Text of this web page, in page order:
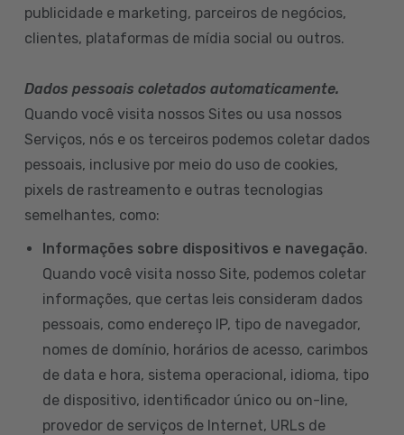
publicidade e marketing, parceiros de negócios,
clientes, plataformas de mídia social ou outros.
Dados pessoais coletados automaticamente.
Quando você visita nossos Sites ou usa nossos
Serviços, nós e os terceiros podemos coletar dados
pessoais, inclusive por meio do uso de cookies,
pixels de rastreamento e outras tecnologias
semelhantes, como:
Informações sobre dispositivos e navegação.
Quando você visita nosso Site, podemos coletar
informações, que certas leis consideram dados
pessoais, como endereço IP, tipo de navegador,
nomes de domínio, horários de acesso, carimbos
de data e hora, sistema operacional, idioma, tipo
de dispositivo, identificador único ou on-line,
provedor de serviços de Internet, URLs de